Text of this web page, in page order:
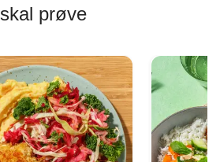
skal prøve